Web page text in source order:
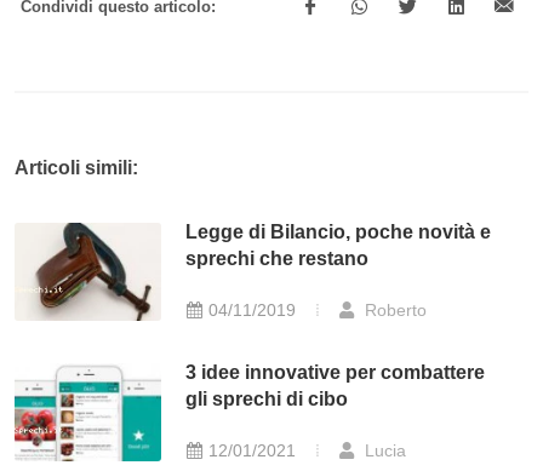
Condividi questo articolo:
Articoli simili:
Legge di Bilancio, poche novità e
sprechi che restano
04/11/2019 Roberto
3 idee innovative per combattere
gli sprechi di cibo
12/01/2021 Lucia